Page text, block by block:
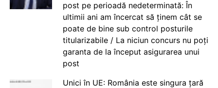
post pe perioadă nedeterminată: În
ultimii ani am încercat să ținem cât se
poate de bine sub control posturile
titularizabile / La niciun concurs nu poți
garanta de la început asigurarea unui
post
Unici în UE: România este singura țară